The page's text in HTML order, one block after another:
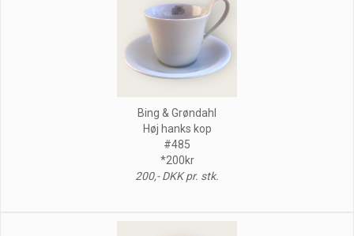
Bing & Grøndahl
Høj hanks kop
#485
*200kr
200,- DKK pr. stk.